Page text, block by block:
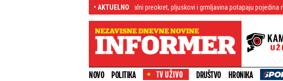
• AKTUELNO
delovima Srbije: Stiže brutalni preokret, pljuskovi i grmljavina potapaju pojedina mesta! (FOTO/VIDEO)
NOVO POLITIKA DRUŠTVO HRONIKA